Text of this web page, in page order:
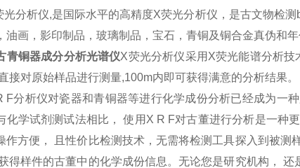
光分析仪,是国际水平的高精度X荧光分析仪，是古文物检
油画，影印制品，玻璃制品，宝石，青铜及铜合金真伪和
青铜器成分分析光谱仪X荧光分析仪采用X荧光能谱分析
接对原始样品进行测量,100m内即可获得满意的分析结果。
F分析仪对瓷器和青铜器等进行化学成份分析已经成为一
化学试剂测试法相比， 使用X R F对古董进行分析是一种
作方便， 且性价比检测技术，无需将检测工具探入到被
得样件的古董中的化学成份信息。无论您是研究机构，